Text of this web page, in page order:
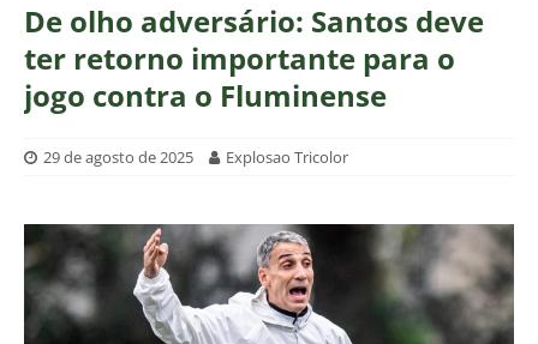
De olho adversário: Santos deve
ter retorno importante para o
jogo contra o Fluminense
29 de agosto de 2025 Explosao Tricolor